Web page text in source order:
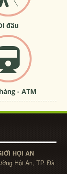
đâu
- ATM
HỘI AN
Hội An, TP. Đà